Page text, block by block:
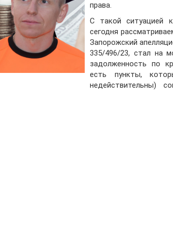
права.
С такой ситуацией
сегодня
Запорожский
335/496/23, стал на
задолженность по
есть пункты,
недействительны)